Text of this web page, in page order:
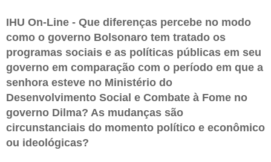
IHU On-Line - Que diferenças percebe no modo
como o governo Bolsonaro tem tratado os
programas sociais e as políticas públicas em seu
governo em comparação com o período em que a
senhora esteve no Ministério do
Desenvolvimento Social e Combate à Fome no
governo Dilma? As mudanças são
circunstanciais do momento político e econômico
ou ideológicas?